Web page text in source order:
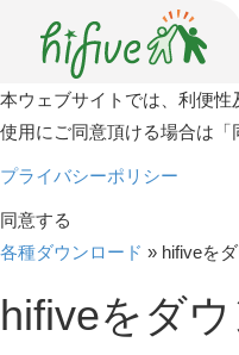
本ウェブサイトでは、利便
使用にご同意頂ける場合は「
プライバシーポリシー
同意する
各種ダウンロード » hifiveを
hifiveをダ